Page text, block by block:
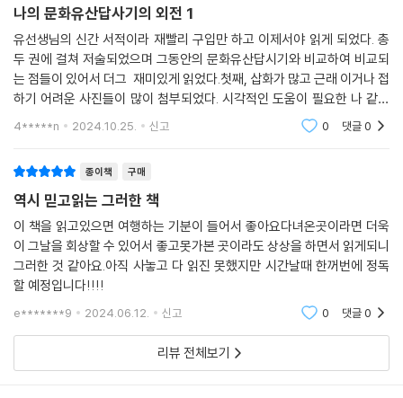
아는 만큼 보이는 유홍준의 역사 순례
저자 유홍준은 『국토박물관 순례』를 구상한 이유로 “즐겁게 여행을 하면
서 자연스럽게 역사 공부도 겸하는 답사기를 쓰는 것”을 들었다. 『나의 문
화유산답사기』 30년이 그런 답사가 아니었던 것은 아니지만, 더 체계적이
고 접근하기 좋은 방식을 고민한 결과가 이 『국토박물관 순례』로 결실을
자부심에서 나온 표현으로 생각하곤 했다고 한다. 그러나 보탬이나 왜곡
없이 우리 국토가 진정 박물관이라고 믿는 저자의 신념을 입증하기 위해서
30년의 세월이 필요했다고 저자는 말한다. 이제는 모든 국민에게 국토 박
물관의 가치를 확실하게 알리기 위해 유홍준 교수는 『국토박물관 순례』 대
장정을 시작한다. 우리 역사의 가치를 알아가는 여정은 곧 우리 삶의 가치
를 느껴가는 과정이기 때문이다.
나의 문화유산답사기의 외전 1
유선생님의 신간 서적이라 재빨리 구입만 하고 이제서야 읽게 되었다. 총
두 권에 걸쳐 저술되었으며 그동안의 문화유산답시기와 비교하여 비교되
는 점들이 있어서 더그 재미있게 읽었다.첫째, 삽화가 많고 근래 이거나 접
하기 어려운 사진들이 많이 첨부되었다. 시각적인 도움이 필요한 나 같은
독자에게는 반드시 필요한 부분이었으며 특히 고구려에서는 웅장한 대왕
4*****n 2024.10.25. 신고 0 댓글0
종이책 구매
역시 믿고읽는 그러한 책
이 책을 읽고있으면 여행하는 기분이 들어서 좋아요다녀온곳이라면 더욱
이 그날을 회상할 수 있어서 좋고못가본 곳이라도 상상을 하면서 읽게되니
그러한 것 같아요.아직 사놓고 다 읽진 못했지만 시간날때 한꺼번에 정독
할 예정입니다!!!!
e*******9 2024.06.12. 신고 0 댓글0
리뷰 전체보기